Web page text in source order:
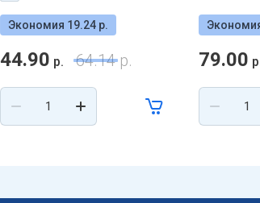
Экономия 19.24 р.
44.90 р. 64.14р. 79.00